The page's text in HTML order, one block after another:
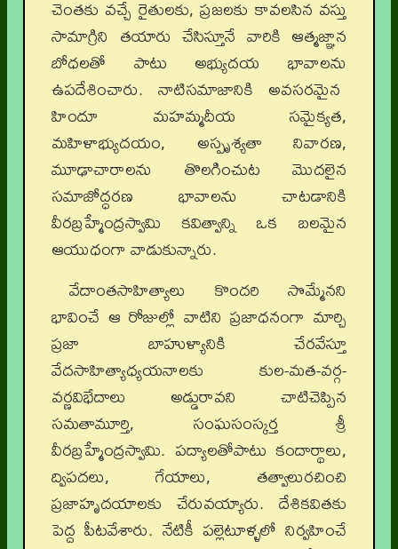
చెంతకు వచ్చే రైతులకు, ప్రజలకు కావలసిన వస్తు
సామాగ్రిని తయారు చేసిస్తూనే వారికి ఆత్మజ్ఞాన
బోధలతో పాటు అభ్యుదయ భావాలను
ఉపదేశించారు. నాటిసమాజానికి అవసరమైన
హిందూ మహమ్మదీయ సమైక్యత,
మహిళాభ్యుదయం, అస్పృశ్యతా నివారణ,
మూఢాచారాలను తొలగించుట మొదలైన
సమాజోద్ధరణ భావాలను చాటడానికి
వీరబ్రహ్మేంద్రస్వామి కవిత్వాన్ని ఒక బలమైన
ఆయుధంగా వాడుకున్నారు.
వేదాంతసాహిత్యాలు కొందరి సొమ్మేనని
భావించే ఆ రోజుల్లో వాటిని ప్రజాధనంగా మార్చి
ప్రజా బాహుళ్యానికి చేరవేస్తూ
వేదసాహిత్యాధ్యయనాలకు కుల-మత-వర్గ-
వర్ణవిభేదాలు అడ్డురావని చాటిచెప్పిన
సమతామూర్తి, సంఘసంస్కర్త శ్రీ
వీరబ్రహ్మేంద్రస్వామి. పద్యాలతోపాటు కందార్థాలు,
ద్విపదలు, గేయాలు, తత్వాలురచించి
ప్రజాహృదయాలకు చేరువయ్యారు. దేశికవితకు
పెద్ద పీటవేశారు. నేటికీ పల్లెటూళ్ళలో నిర్వహించే